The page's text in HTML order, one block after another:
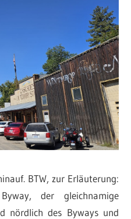
BTW, zur Erläuterung:
der gleichnamige
nördlich des Byways und